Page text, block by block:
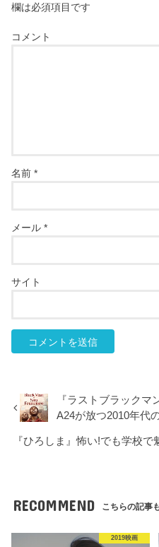
欄は必須項目です
コメント
名前*
メール*
サイト
『ラストブラックマ
A24が放つ2010年代
『ひろしま』怖い!でも学校
RECOMMEND こちらの記事
2019映画